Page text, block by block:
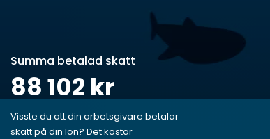
Summa betalad skatt
88 102 kr
Visste du att din arbetsgivare betalar
skatt på din lön? Det kostar